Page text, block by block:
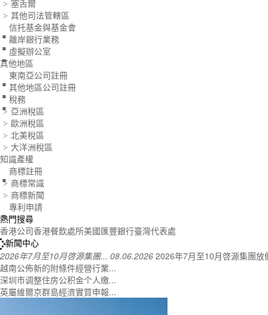
> 塞舌爾
> 其他司法管轄區
.信托基金與基金會
. 離岸銀行業務
.虛擬辦公室
其他地區
.東南亞公司註冊
. 其他地區公司註冊
. 稅務
> 亞洲稅區
> 歐洲稅區
> 北美稅區
> 大洋洲稅區
知識產權
.商標註冊
> 商標常識
> 商標新聞
.專利申請
熱門搜尋
香港公司香港餐飲處所美國匯豐銀行臺灣代表處
新聞中心
2026年7月至10月啓源集團... 08.06.2026 2026年7月至10月啓源集團
越南公佈新的附條件經營行業...
深圳市调整住房公积金个人缴...
英屬維爾京群島經濟實質申報...